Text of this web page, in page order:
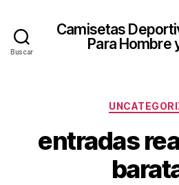
Buscar
Camisetas
Para Hombre
entradas